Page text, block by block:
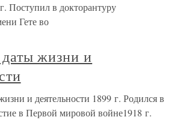
Поступил в докторантуру
Гете во
жизни и
и деятельности 1899 г. Родился в
в Первой мировой войне1918 г.